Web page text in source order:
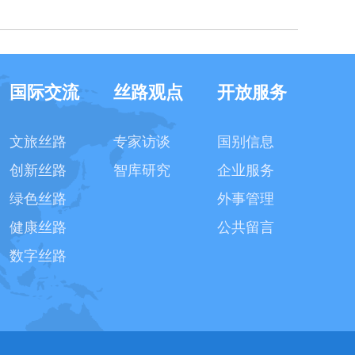
国际交流
文旅丝路
创新丝路
绿色丝路
健康丝路
数字丝路
丝路观点
专家访谈
智库研究
开放服务
国别信息
企业服务
外事管理
公共留言